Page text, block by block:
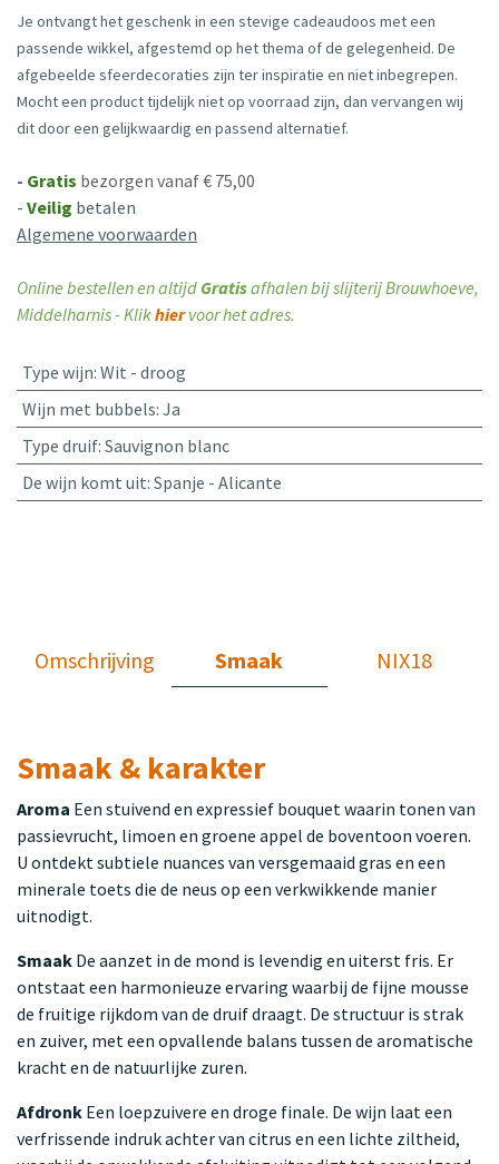
Je ontvangt het geschenk in een stevige cadeaudoos met een
passende wikkel, afgestemd op het thema of de gelegenheid. De
afgebeelde sfeerdecoraties zijn ter inspiratie en niet inbegrepen.
Mocht een product tijdelijk niet op voorraad zijn, dan vervangen wij
dit door een gelijkwaardig en passend alternatief.
- Gratis bezorgen vanaf € 75,00
- Veilig betalen
Algemene voorwaarden
Online bestellen en altijd Gratisafhalen bij slijterij Brouwhoeve,
Middelharnis - Klikhiervoor het adres.
Type wijn: Wit - droog
Wijn met bubbels: Ja
Type druif: Sauvignon blanc
De wijn komt uit: Spanje - Alicante
Omschrijving Smaak NIX18
Smaak & karakter
Aroma Een stuivend en expressief bouquet waarin tonen van
passievrucht, limoen en groene appel de boventoon voeren.
U ontdekt subtiele nuances van versgemaaid gras en een
minerale toets die de neus op een verkwikkende manier
uitnodigt.
Smaak De aanzet in de mond is levendig en uiterst fris. Er
ontstaat een harmonieuze ervaring waarbij de fijne mousse
de fruitige rijkdom van de druif draagt. De structuur is strak
en zuiver, met een opvallende balans tussen de aromatische
kracht en de natuurlijke zuren.
Afdronk Een loepzuivere en droge finale. De wijn laat een
verfrissende indruk achter van citrus en een lichte ziltheid,